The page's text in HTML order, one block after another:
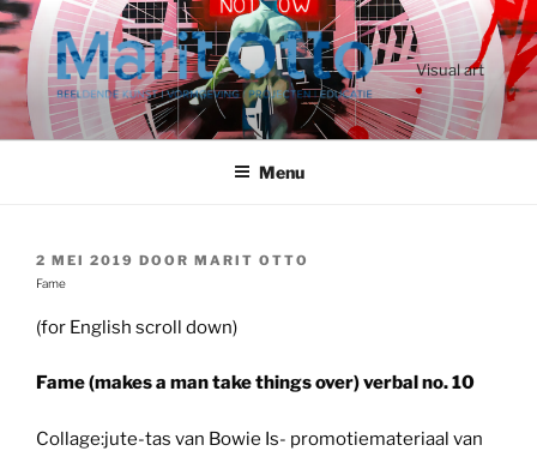
Ga
naar
de
inhoud
Visual art
Menu
GEPLAATST
OP
2 MEI 2019 DOOR MARIT OTTO
Fame
(for English scroll down)
Fame (makes a man take things over) verbal no. 10
Collage:jute-tas van Bowie Is- promotiemateriaal van